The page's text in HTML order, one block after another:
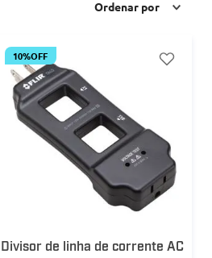
Ordenar por
10%OFF
Divisor de linha de corrente AC